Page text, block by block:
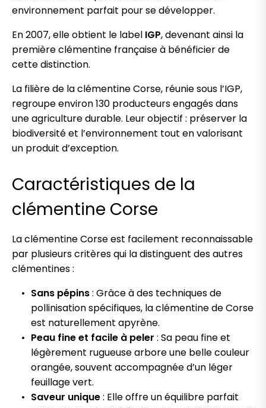
environnement parfait pour se développer.
En 2007, elle obtient le label IGP, devenant ainsi la
première clémentine française à bénéficier de
cette distinction.
La filière de la clémentine Corse, réunie sous l’IGP,
regroupe environ 130 producteurs engagés dans
une agriculture durable. Leur objectif : préserver la
biodiversité et l’environnement tout en valorisant
un produit d’exception.
Caractéristiques de la
clémentine Corse
La clémentine Corse est facilement reconnaissable
par plusieurs critères qui la distinguent des autres
clémentines :
Sans pépins: Grâce à des techniques de
pollinisation spécifiques, la clémentine de Corse
est naturellement apyrène.
Peau fine et facile à peler : Sa peau fine et
légèrement rugueuse arbore une belle couleur
orangée, souvent accompagnée d’un léger
feuillage vert.
Saveur unique: Elle offre un équilibre parfait